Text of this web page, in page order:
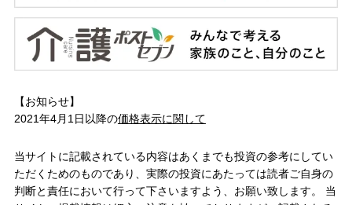
【お知らせ】
2021年4月1日以降の価格表示に関して
当サイトに記載されている内容はあくまでも投資の参考にしてい
ただくためのものであり、実際の投資にあたっては読者ご自身の
判断と責任において行って下さいますよう、お願い致します。 当